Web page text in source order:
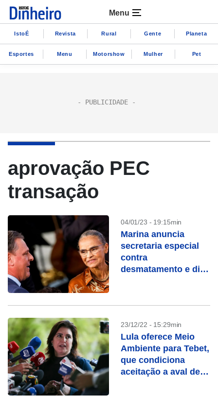
Menu
IstoÉ Revista Rural Gente Planeta
Esportes Menu Motorshow Mulher Pet
aprovação PEC
transação
04/01/23 - 19:15min
Marina anuncia
secretaria especial
contra
desmatamento e diz
Brasil
23/12/22 - 15:29min
Lula oferece Meio
Ambiente para Tebet,
que condiciona
aceitação a aval de